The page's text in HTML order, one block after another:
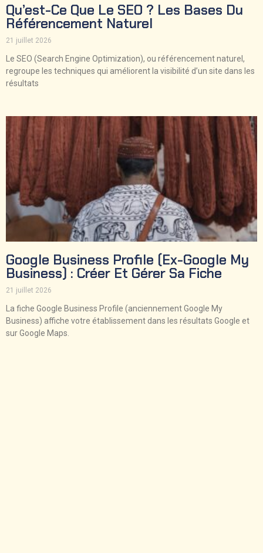
Qu’est-Ce Que Le SEO ? Les Bases Du
Référencement Naturel
21 juillet 2026
Le SEO (Search Engine Optimization), ou référencement naturel,
regroupe les techniques qui améliorent la visibilité d’un site dans les
résultats
Google Business Profile (ex-Google My
Business) : Créer Et Gérer Sa Fiche
21 juillet 2026
La fiche Google Business Profile (anciennement Google My
Business) affiche votre établissement dans les résultats Google et
sur Google Maps.